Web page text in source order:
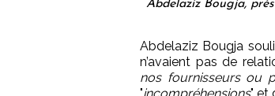
Abdelaziz Bougja,
Abdelaziz Bougja
n’avaient pas de
nos fournisseurs ou